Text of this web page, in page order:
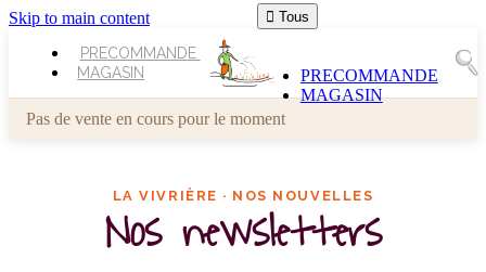
Skip to main content
PRECOMMANDE
MAGASIN
 Tous
PRECOMMANDE
MAGASIN
Pas de vente en cours pour le moment
LA VIVRIÈRE · NOS NOUVELLES
Nos newsletters